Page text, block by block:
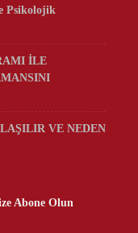
Psikolojik
İLE
VE NEDEN
Abone Olun